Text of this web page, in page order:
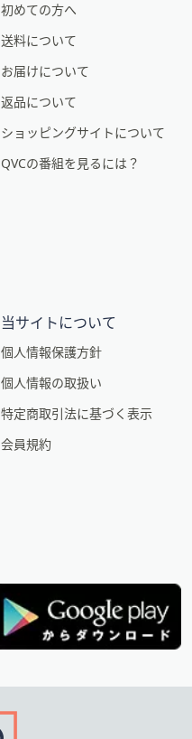
初めての方へ
送料について
お届けについて
返品について
ショッピングサイトについて
QVCの番組を見るには？
当サイトについて
個人情報保護方針
個人情報の取扱い
特定商取引法に基づく表示
会員規約